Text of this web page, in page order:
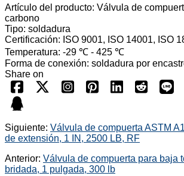
Artículo del producto: Válvula de
carbono
Tipo: soldadura
Certificación: ISO 9001, ISO 14001, ISO
Temperatura: -29 ℃ - 425 ℃
Forma de conexión: soldadura por
Share on
Siguiente: Válvula de compuerta ASTM
de extensión, 1 IN, 2500 LB, RF
Anterior: Válvula de compuerta para baja
bridada, 1 pulgada, 300 lb